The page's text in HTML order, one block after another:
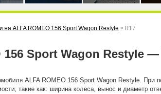
на ALFA ROMEO 156 Sport Wagon Restyle » R17
156 Sport Wagon Restyle —
ALFA ROMEO 156 Sport Wagon Restyle. При
такие как: ширина колеса, вынос и диаметр